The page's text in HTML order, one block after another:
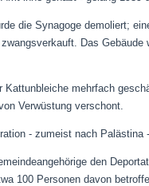
die Synagoge demoliert;
Das
mehrfach
Verwüstung verschont.
- zumeist nach Palästina
den
100 Personen davon